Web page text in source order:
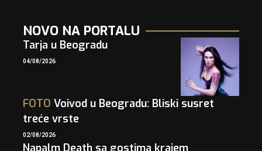
NOVO NA PORTALU
Tarja u Beogradu
04/08/2026
FOTO Voivod u Beogradu: Bliski susret
treće vrste
02/08/2026